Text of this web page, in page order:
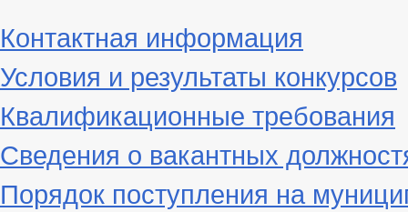
Контактная информация
Условия и результаты конкурсов
Квалификационные требования
Сведения о вакантных
Порядок поступления на